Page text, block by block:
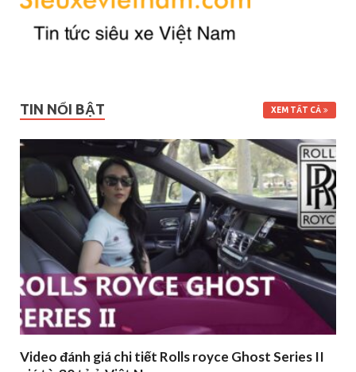
TIN NỔI BẬT XEM TẤT CẢ
Video đánh giá chi tiết Rolls royce Ghost Series II